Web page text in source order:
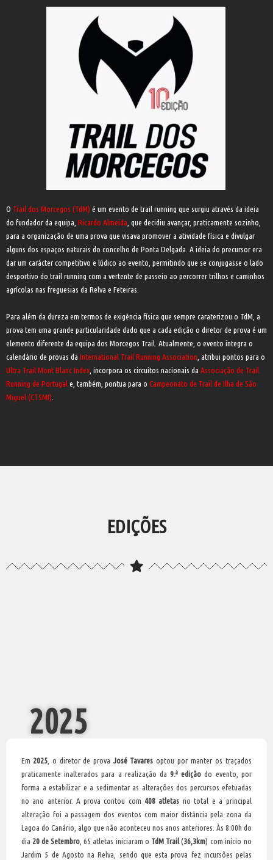
O Trail dos Morcegos (TdM) é um evento de trail running que surgiu através da ideia
do fundador da equipa, Ricardo Almeida, que decidiu avançar, praticamente sozinho,
para a organização de uma prova que visava promover a atividade física e divulgar
alguns dos espaços naturais do concelho de Ponta Delgada. A ideia do precursor era
dar um carácter competitivo e lúdico ao evento, permitindo que se conjugasse o lado
desportivo do trail running com a vertente de passeio ao percorrer trilhos e caminhos
agrícolas nas freguesias da Relva e Feteiras.
Para além da dureza em termos de exigência física que sempre caraterizou o TdM, a
prova tem uma grande particularidade dado que a cada edição o diretor de prova é um
elemento diferente da equipa dos Morcegos Trail. Atualmente, o evento integra o
calendário de provas da International Trail Running Association , atribui pontos para o
Ultra Trail Mont Blanc Index , incorpora os circuitos nacionais da Associação de Trail
Running de Portugale, também, pontua para o Campeonato de Trail de Ilha de São
Miguel (CTSMI)
EDIÇÕES
2025
Em 2025 , o diretor de prova José Tavares optou por manter os traçados
praticamente inalterados para a realização da 9.ª edição do evento, por
forma a estabilizar e a sedimentar as alterações dos percursos efetuadas
no ano anterior. A prova contou com 408 atletas no total e a principal
alteração foi a passagem dos eventos com maior distância pela zona da
Lagoa do Canário, algo que não aconteceu nos anos anteriores. Às 8:00h do
dia 20 de Setembro , 65 atletas iniciaram o TdM Trail(36,3km) com início no
Jardim 5 de Agosto na Relva, sendo que esta prova fez incursões pelas